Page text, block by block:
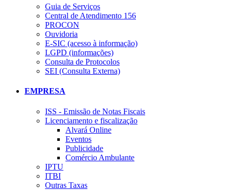
Guia de Serviços
Central de Atendimento 156
PROCON
Ouvidoria
E-SIC (acesso à informação)
LGPD (informações)
Consulta de Protocolos
SEI (Consulta Externa)
EMPRESA
ISS - Emissão de Notas Fiscais
Licenciamento e fiscalização
Alvará Online
Eventos
Publicidade
Comércio Ambulante
IPTU
ITBI
Outras Taxas